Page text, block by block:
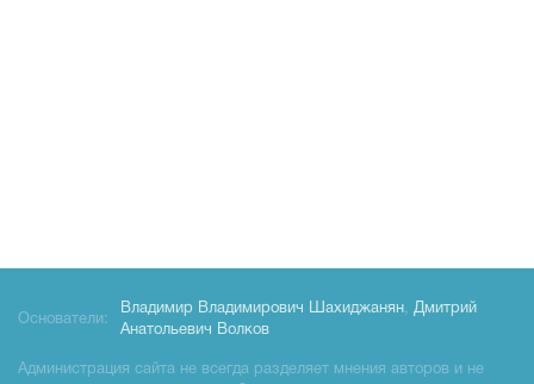
Основатели:
Владимир Владимирович Шахиджанян, Дмитрий
Анатольевич Волков
Администрация сайта не всегда разделяет мнения авторов и не